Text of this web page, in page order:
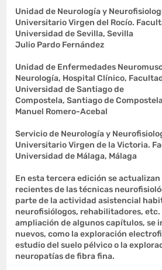
Unidad de Neurología y
Universitario Virgen del Rocío.
Universidad de Sevilla, Sevilla
Julio Pardo Fernández
Unidad de Enfermedades
Neurología, Hospital Clínico,
Universidad de Santiago de
Compostela, Santiago de
Manuel Romero-Acebal
Servicio de Neurología y
Universitario Virgen de la Victoria.
Universidad de Málaga, Málaga
En esta tercera edición se
recientes de las técnicas
parte de la actividad asistencial
neurofisiólogos, rehabilitadores, etc.
ampliación de algunos capítulos, se
nuevos, como la exploración
estudio del suelo pélvico o la
neuropatías de fibra fina.